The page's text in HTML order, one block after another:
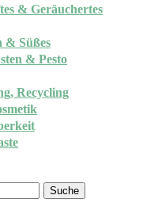
& Geräuchertes
& Süßes
& Pesto
Recycling
Suche